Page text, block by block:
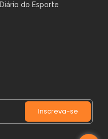
Diário do Esporte
Inscreva-se